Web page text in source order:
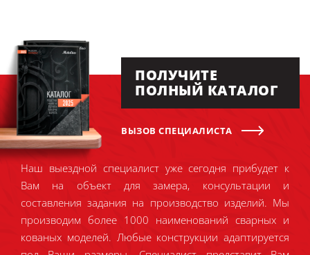
ПОЛУЧИТЕ
ПОЛНЫЙ КАТАЛОГ
ВЫЗОВ СПЕЦИАЛИСТА
Наш выездной специалист уже сегодня прибудет к
Вам на объект для замера, консультации и
составления задания на производство изделий. Мы
производим более 1000 наименований сварных и
кованых моделей. Любые конструкции адаптируется